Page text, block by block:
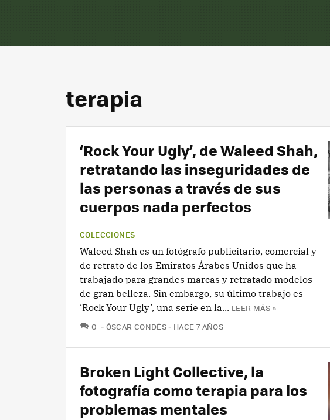
terapia
‘Rock Your Ugly’, de Waleed Shah,
retratando las inseguridades de
las personas a través de sus
cuerpos nada perfectos
COLECCIONES
Waleed Shah es un fotógrafo publicitario, comercial y
de retrato de los Emiratos Árabes Unidos que ha
trabajado para grandes marcas y retratado modelos
de gran belleza. Sin embargo, su último trabajo es
‘Rock Your Ugly’, una serie en la... LEER MÁS »
0 COMENTARIOS
ÓSCAR CONDÉS HACE 7 AÑOS
Broken Light Collective, la
fotografía como terapia para los
problemas mentales